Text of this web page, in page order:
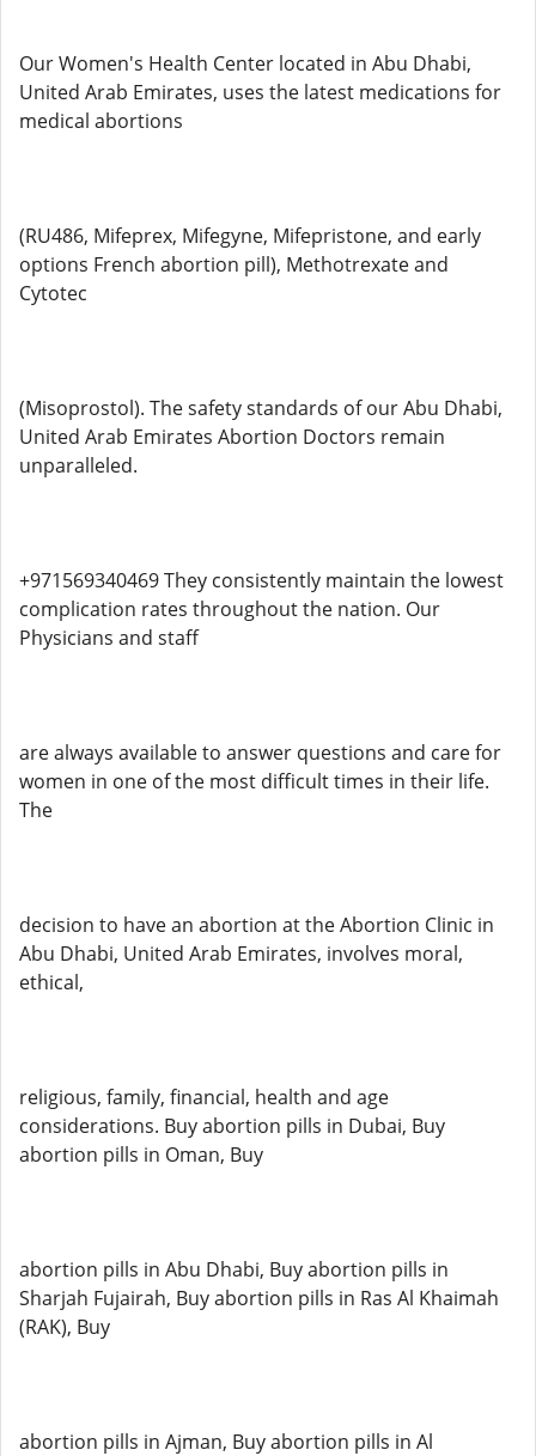
Our Women's Health Center located in Abu Dhabi,
United Arab Emirates, uses the latest medications for
medical abortions
(RU486, Mifeprex, Mifegyne, Mifepristone, and early
options French abortion pill), Methotrexate and
Cytotec
(Misoprostol). The safety standards of our Abu Dhabi,
United Arab Emirates Abortion Doctors remain
unparalleled.
+971569340469 They consistently maintain the lowest
complication rates throughout the nation. Our
Physicians and staff
are always available to answer questions and care for
women in one of the most difficult times in their life.
The
decision to have an abortion at the Abortion Clinic in
Abu Dhabi, United Arab Emirates, involves moral,
ethical,
religious, family, financial, health and age
considerations. Buy abortion pills in Dubai, Buy
abortion pills in Oman, Buy
abortion pills in Abu Dhabi, Buy abortion pills in
Sharjah Fujairah, Buy abortion pills in Ras Al Khaimah
(RAK), Buy
abortion pills in Ajman, Buy abortion pills in Al